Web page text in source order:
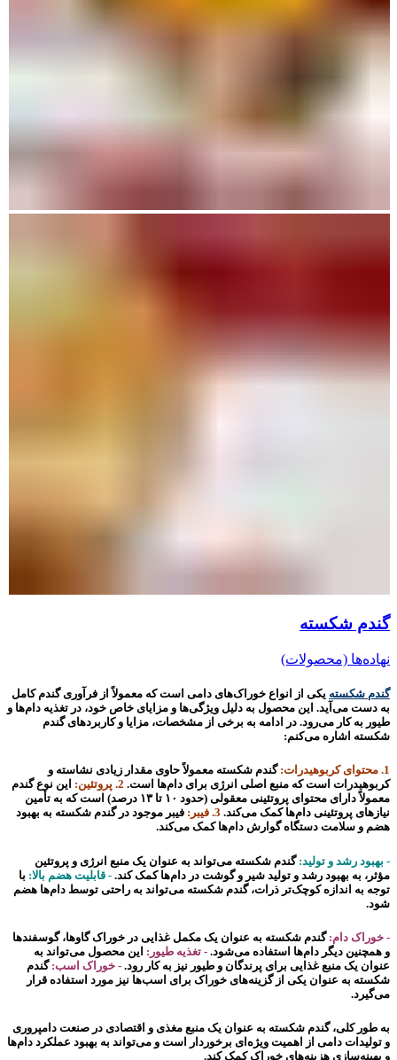
گندم شکسته
نهاده‌ها (محصولات)
گندم شکسته یکی از انواع خوراک‌های دامی است که معمولاً از فرآوری گندم کامل
به دست می‌آید. این محصول به دلیل ویژگی‌ها و مزایای خاص خود، در تغذیه دام‌ها و
طیور به کار می‌رود. در ادامه به برخی از مشخصات، مزایا و کاربردهای گندم
شکسته اشاره می‌کنم:
1. محتوای کربوهیدرات:
گندم شکسته معمولاً حاوی مقدار زیادی نشاسته و
کربوهیدرات است که منبع اصلی انرژی برای دام‌ها است. 2. پروتئین:
این نوع گندم
معمولاً دارای محتوای پروتئینی معقولی (حدود ۱۰ تا ۱۳ درصد) است که به تأمین
نیاز‌های پروتئینی دام‌ها کمک می‌کند. 3. فیبر:
فیبر موجود در گندم شکسته به بهبود
هضم و سلامت دستگاه گوارش دام‌ها کمک می‌کند.
- بهبود رشد و تولید: گندم شکسته می‌تواند به عنوان یک منبع انرژی و پروتئین
مؤثر، به بهبود رشد و تولید شیر و گوشت در دام‌ها کمک کند. - قابلیت هضم بالا: با
توجه به اندازه کوچک‌تر ذرات، گندم شکسته می‌تواند به راحتی توسط دام‌ها هضم
شود.
- خوراک دام: گندم شکسته به عنوان یک مکمل غذایی در خوراک گاوها، گوسفندها
و همچنین دیگر دام‌ها استفاده می‌شود. - تغذیه طیور: این محصول می‌تواند به
عنوان یک منبع غذایی برای پرندگان و طیور نیز به کار رود. - خوراک اسب: گندم
شکسته به عنوان یکی از گزینه‌های خوراک برای اسب‌ها نیز مورد استفاده قرار
می‌گیرد.
به طور کلی، گندم شکسته به عنوان یک منبع مغذی و اقتصادی در صنعت دامپروری
و تولیدات دامی از اهمیت ویژه‌ای برخوردار است و می‌تواند به بهبود عملکرد دام‌ها
و بهینه‌سازی هزینه‌های خوراک کمک کند.